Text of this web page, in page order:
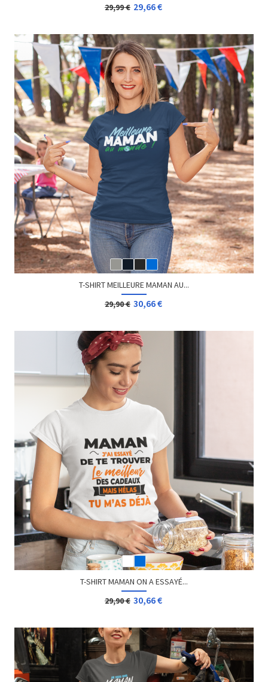
29,99 € 29,66 €
T-SHIRT MEILLEURE MAMAN AU...
29,90 € 30,66 €
T-SHIRT MAMAN ON A ESSAYÉ...
29,90 € 30,66 €